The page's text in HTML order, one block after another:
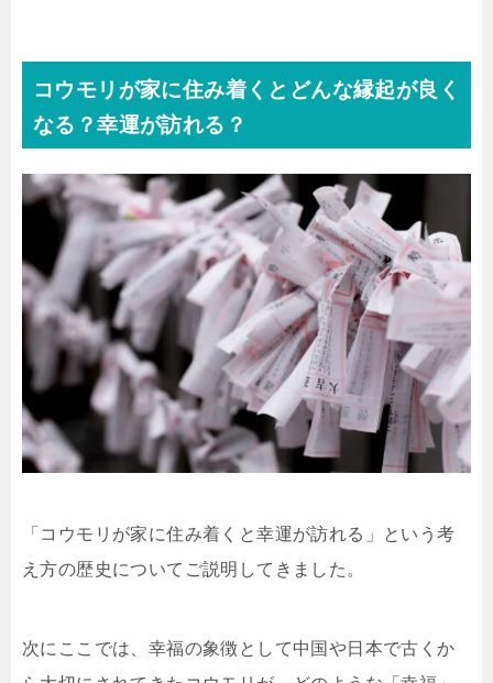
コウモリが家に住み着くとどんな縁起が良く
なる？幸運が訪れる？
「コウモリが家に住み着くと幸運が訪れる」という考
え方の歴史についてご説明してきました。
次にここでは、幸福の象徴として中国や日本で古くか